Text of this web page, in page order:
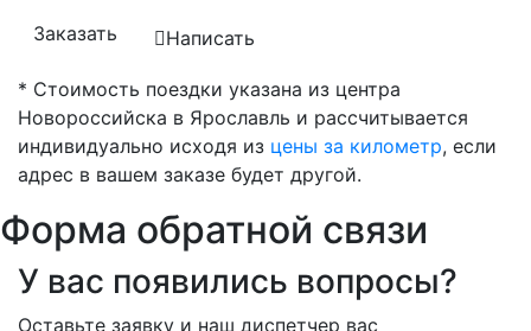
Заказать
Написать
* Стоимость поездки указана из центра
Новороссийска в Ярославль и рассчитывается
индивидуально исходя из цены за километр, если
адрес в вашем заказе будет другой.
Форма обратной связи
У вас появились вопросы?
Оставьте заявку и наш диспетчер вас